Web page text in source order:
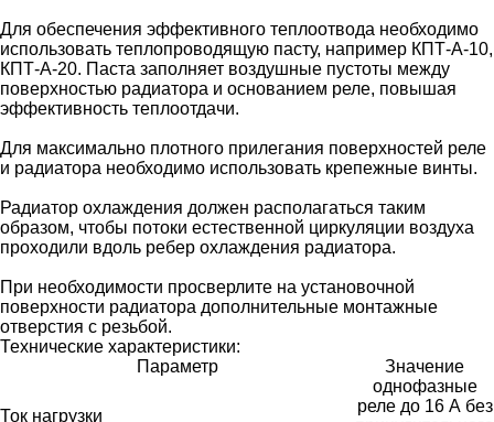
Для обеспечения эффективного теплоотвода необходимо
использовать теплопроводящую пасту, например КПТ-А-10,
КПТ-А-20. Паста заполняет воздушные пустоты между
поверхностью радиатора и основанием реле, повышая
эффективность теплоотдачи.
Для максимально плотного прилегания поверхностей реле
и радиатора необходимо использовать крепежные винты.
Радиатор охлаждения должен располагаться таким
образом, чтобы потоки естественной циркуляции воздуха
проходили вдоль ребер охлаждения радиатора.
При необходимости просверлите на установочной
поверхности радиатора дополнительные монтажные
отверстия с резьбой.
Технические характеристики:
Параметр
Значение
Ток нагрузки
однофазные
реле до 16 А без